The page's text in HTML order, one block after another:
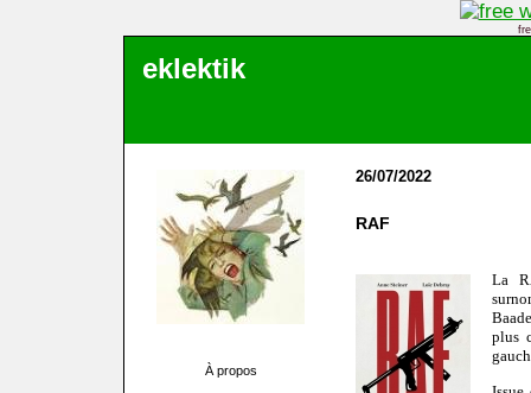
eklektik
À propos
26/07/2022
RAF
La
plus